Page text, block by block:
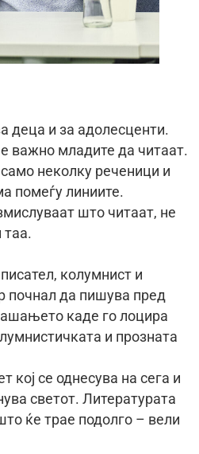
деца и за адолесценти.
важно младите да читаат.
неколку реченици и
помеѓу линиите.
што читаат, не
таа.
колумнист и
почнал да пишува пред
каде го лоцира
и прозната
кој се однесува на сега и
светот. Литературата
ќе трае подолго – вели